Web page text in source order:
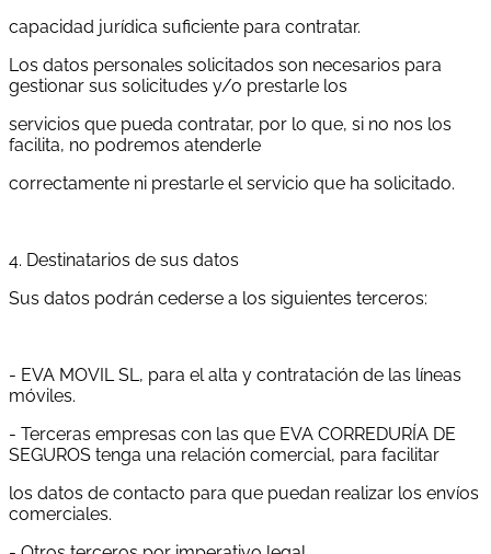
capacidad jurídica suficiente para contratar.
Los datos personales solicitados son necesarios para
gestionar sus solicitudes y/o prestarle los
servicios que pueda contratar, por lo que, si no nos los
facilita, no podremos atenderle
correctamente ni prestarle el servicio que ha solicitado.
4. Destinatarios de sus datos
Sus datos podrán cederse a los siguientes terceros:
- EVA MOVIL SL, para el alta y contratación de las líneas
móviles.
- Terceras empresas con las que EVA CORREDURÍA DE
SEGUROS tenga una relación comercial, para facilitar
los datos de contacto para que puedan realizar los envíos
comerciales.